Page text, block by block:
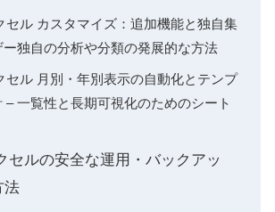
セル カスタマイズ：追加機能と独自集
ー独自の分析や分類の発展的な方法
セル 月別・年別表示の自動化とテンプ
– 一覧性と長期可視化のためのシート
セルの安全な運用・バックアッ
法